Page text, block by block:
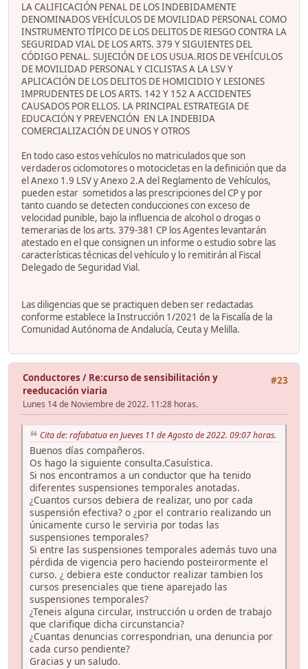
LA CALIFICACIÓN PENAL DE LOS INDEBIDAMENTE
DENOMINADOS VEHÍCULOS DE MOVILIDAD PERSONAL COMO
INSTRUMENTO TÍPICO DE LOS DELITOS DE RIESGO CONTRA LA
SEGURIDAD VIAL DE LOS ARTS. 379 Y SIGUIENTES DEL
CÓDIGO PENAL. SUJECIÓN DE LOS USUA.RIOS DE VEHÍCULOS
DE MOVILIDAD PERSONAL Y CICLISTAS A LA LSV Y
APLICACIÓN DE LOS DELITOS DE HOMICIDIO Y LESIONES
IMPRUDENTES DE LOS ARTS. 142 Y 152 A ACCIDENTES
CAUSADOS POR ELLOS. LA PRINCIPAL ESTRATEGIA DE
EDUCACIÓN Y PREVENCIÓN EN LA INDEBIDA
COMERCIALIZACIÓN DE UNOS Y OTROS
En todo caso estos vehículos no matriculados que son
verdaderos ciclomotores o motocicletas en la definición que da
el Anexo 1.9 LSV y Anexo 2.A del Reglamento de Vehículos,
pueden estar sometidos a las prescripciones del CP y por
tanto cuando se detecten conducciones con exceso de
velocidad punible, bajo la influencia de alcohol o drogas o
temerarias de los arts. 379-381 CP los Agentes levantarán
atestado en el que consignen un informe o estudio sobre las
características técnicas del vehículo y lo remitirán al Fiscal
Delegado de Seguridad Vial.
Las diligencias que se practiquen deben ser redactadas
conforme establece la Instrucción 1/2021 de la Fiscalía de la
Comunidad Autónoma de Andalucía, Ceuta y Melilla.
#23
Conductores / Re:curso de sensibilitación y
reeducación viaria
Lunes 14 de Noviembre de 2022. 11:28 horas.
Cita de: rafabatua en Jueves 11 de Agosto de 2022. 09:07 horas.
Buenos días compañeros.
Os hago la siguiente consulta.Casuística.
Si nos encontramos a un conductor que ha tenido
diferentes suspensiones temporales anotadas.
¿Cuantos cursos debiera de realizar, uno por cada
suspensión efectiva? o ¿por el contrario realizando un
únicamente curso le serviria por todas las
suspensiones temporales?
Si entre las suspensiones temporales además tuvo una
pérdida de vigencia pero haciendo posteirormente el
curso. ¿ debiera este conductor realizar tambien los
cursos presenciales que tiene aparejado las
suspensiones temporales?
¿Teneis alguna circular, instrucción u orden de trabajo
que clarifique dicha circunstancia?
¿Cuantas denuncias correspondrian, una denuncia por
cada curso pendiente?
Gracias y un saludo.